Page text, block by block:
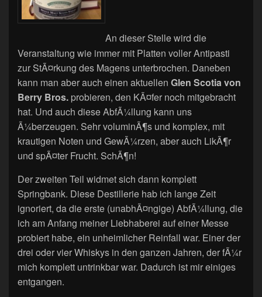
An dieser Stelle wird die
Veranstaltung wie immer mit Platten voller Antipasti
zur StÃ¤rkung des Magens unterbrochen. Daneben
kann man aber auch einen aktuellen Glen Scotia von
Berry Bros. probieren, den KÃ¤fer noch mitgebracht
hat. Und auch diese AbfÃ¼llung kann uns
Ã¼berzeugen. Sehr voluminÃ¶s und komplex, mit
krautigen Noten und GewÃ¼rzen, aber auch LikÃ¶r
und spÃ¤ter Frucht. SchÃ¶n!
Der zweiten Teil widmet sich dann komplett
Springbank. Diese Destillerie hab ich lange Zeit
ignoriert, da die erste (unabhÃ¤ngige) AbfÃ¼llung, die
ich am Anfang meiner Liebhaberei auf einer Messe
probiert habe, ein unheimlicher Reinfall war. Einer der
drei oder vier Whiskys in den ganzen Jahren, der fÃ¼r
mich komplett untrinkbar war. Dadurch ist mir einiges
entgangen.